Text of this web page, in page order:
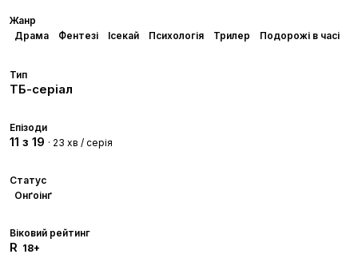
Жанр
Драма
Фентезі Ісекай Психологія Трилер Подорожі в часі
Тип
ТБ-серіал
Епізоди
11 з 19 · 23 хв / серія
Статус
Онґоінґ
Віковий рейтинг
R 18+